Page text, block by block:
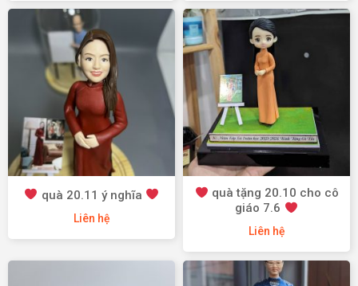
quà 20.11 ý nghĩa
Liên hệ
quà tặng 20.10 cho cô
giáo 7.6
Liên hệ